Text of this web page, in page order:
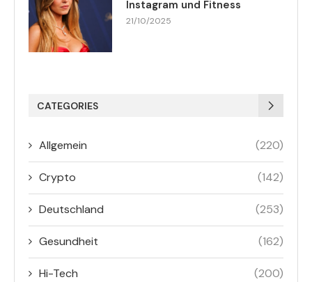
Instagram und Fitness
21/10/2025
CATEGORIES
Allgemein (220)
Crypto (142)
Deutschland (253)
Gesundheit (162)
Hi-Tech (200)